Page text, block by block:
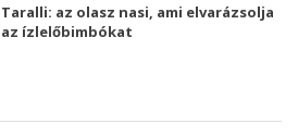
Taralli: az olasz nasi, ami elvarázsolja
az ízlelőbimbókat